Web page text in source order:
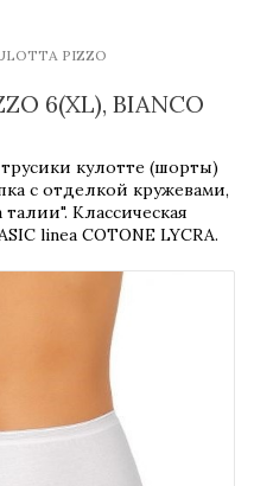
PIZZO
6(XL), BIANCO
кулотте (шорты)
с отделкой кружевами,
Классическая
linea COTONE LYCRA.